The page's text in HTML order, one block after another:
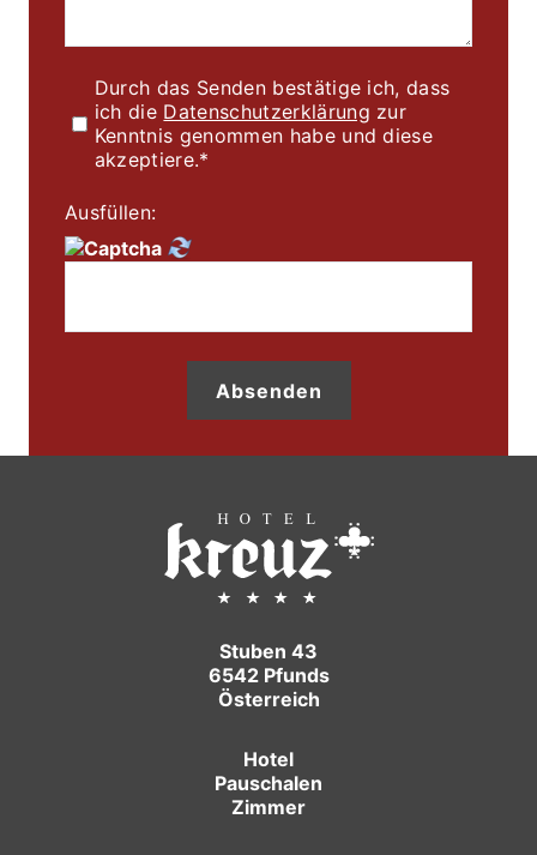
Durch das Senden bestätige ich, dass
ich die Datenschutzerklärung zur
Kenntnis genommen habe und diese
akzeptiere.*
Ausfüllen:
Absenden
Stuben 43
6542 Pfunds
Österreich
Hotel
Pauschalen
Zimmer